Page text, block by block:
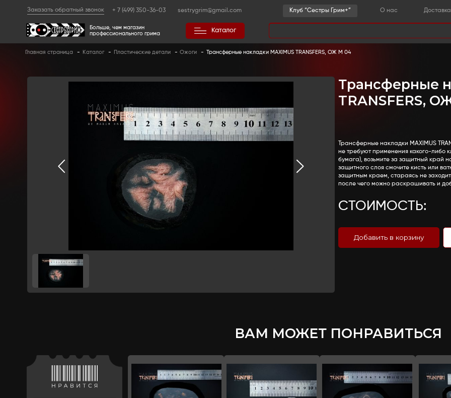
Заказать обратный звонок + 7 (499) 350-36-03 sestrygrim@gmail.com
Больше, чем магазин
профессионального грима
Каталог
Главная страница - Каталог - Пластические детали - Ожоги - Трансферные накладки MAXIMUS